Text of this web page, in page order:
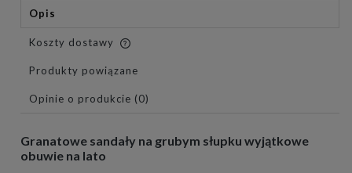
Opis
Koszty dostawy
Cena nie zawiera ewentualnych kosztów płatności
Produkty powiązane
Opinie o produkcie (0)
Granatowe sandały na grubym słupku wyjątkowe
obuwie na lato